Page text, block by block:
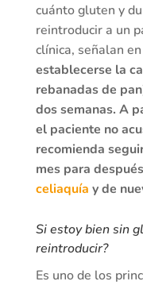
cuánto gluten y
reintroducir a un
clínica, señalan
establecerse la
rebanadas de
dos semanas. A
el paciente no
recomienda
mes para
celiaquía y de
Si estoy bien sin
reintroducir?
Es uno de los